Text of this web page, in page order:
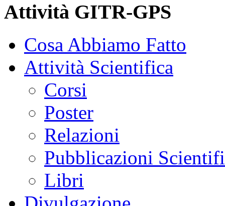
Attività GITR-GPS
Cosa Abbiamo Fatto
Attività Scientifica
Corsi
Poster
Relazioni
Pubblicazioni
Libri